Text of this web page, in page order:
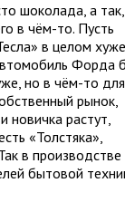
шоколада, а так,
в чём-то. Пусть
в целом хуже
Форда
но в чём-то для
рынок,
новичка растут,
«Толстяка»,
в производстве
бытовой